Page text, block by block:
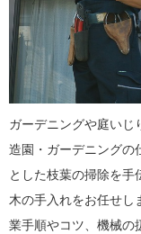
ガーデニングや庭いじ
造園・ガーデニングの
とした枝葉の掃除を手
木の手入れをお任せし
業手順やコツ、機械の